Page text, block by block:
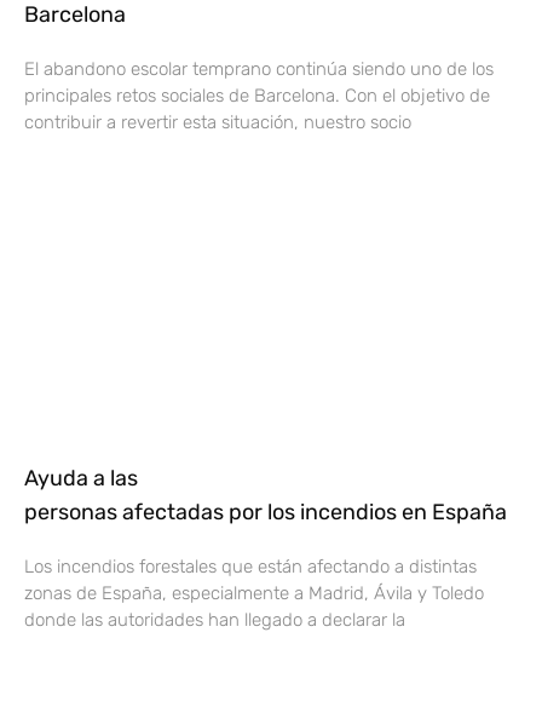
Barcelona
El abandono escolar temprano continúa siendo uno de los
principales retos sociales de Barcelona. Con el objetivo de
contribuir a revertir esta situación, nuestro socio
Ayuda a las
personas afectadas por los incendios en España
Los incendios forestales que están afectando a distintas
zonas de España, especialmente a Madrid, Ávila y Toledo
donde las autoridades han llegado a declarar la